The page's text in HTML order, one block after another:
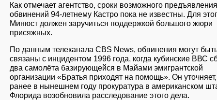
Как отмечает агентство, сроки возможного предъявления
обвинений 94-летнему Кастро пока не известны. Для
Минюст должен заручиться поддержкой большого жюри
присяжных.
По данным телеканала CBS News, обвинения могут
связаны с инцидентом 1996 года, когда кубинские ВВС
два самолёта базирующейся в Майами эмигрантской
организации «Братья приходят на помощь». Он
ранее в нынешнем году прокуратура в американском
Флорида возобновила расследование этого дела.